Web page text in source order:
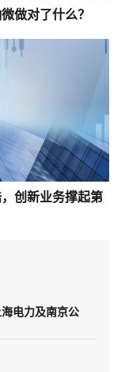
做对了什么？
创新业务撑起第
电力及南京公